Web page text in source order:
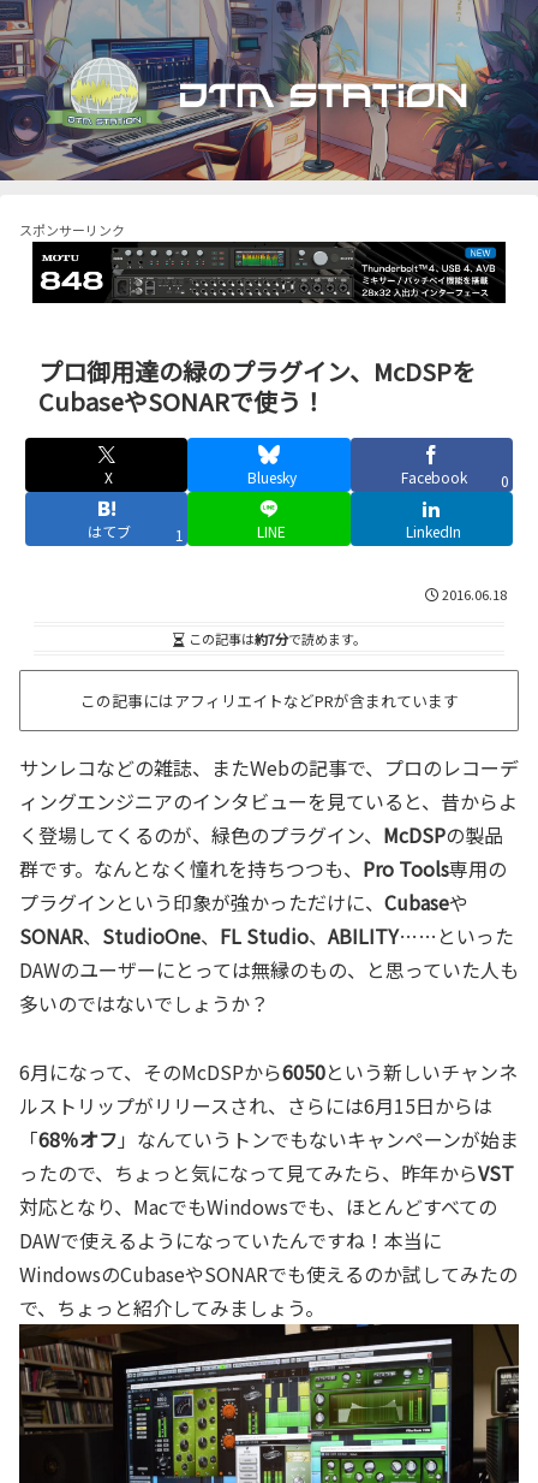
スポンサーリンク
プロ御用達の緑のプラグイン、McDSPを
CubaseやSONARで使う！
X Bluesky Facebook 0
はてブ 1 LINE LinkedIn
2016.06.18
この記事は約7分で読めます。
この記事にはアフィリエイトなどPRが含まれています
サンレコなどの雑誌、またWebの記事で、プロのレコーデ
ィングエンジニアのインタビューを見ていると、昔からよ
く登場してくるのが、緑色のプラグイン、 McDSPの製品
群です。なんとなく憧れを持ちつつも、 Pro Tools専用の
プラグインという印象が強かっただけに、 Cubaseや
SONAR、 StudioOne、 FL Studio、 ABILITY……といった
DAWのユーザーにとっては無縁のもの、と思っていた人も
多いのではないでしょうか？
6月になって、そのMcDSPから6050という新しいチャンネ
ルストリップがリリースされ、さらには6月15日からは
「68％オフ 」なんていうトンでもないキャンペーンが始ま
ったので、ちょっと気になって見てみたら、昨年からVST
対応となり、MacでもWindowsでも、ほとんどすべての
DAWで使えるようになっていたんですね！本当に
WindowsのCubaseやSONARでも使えるのか試してみたの
で、ちょっと紹介してみましょう。